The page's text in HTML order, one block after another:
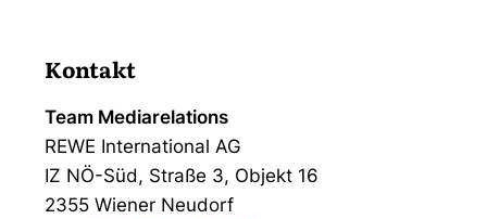
Kontakt
Team Mediarelations
REWE International AG
IZ NÖ-Süd, Straße 3, Objekt 16
2355 Wiener Neudorf